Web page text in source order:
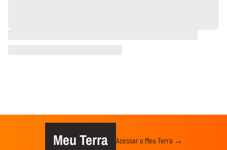
Meu Terra Acessar o Meu Terra →